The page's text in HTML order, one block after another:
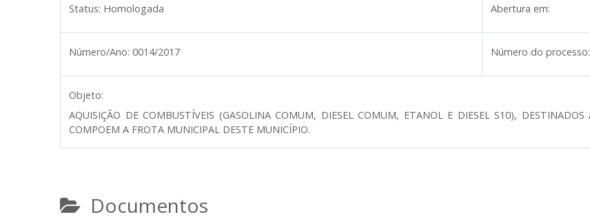
Status: Homologada Abertura em:
Número/Ano: 0014/2017 Número do processo:
Objeto:
AQUISIÇÃO DE COMBUSTÍVEIS (GASOLINA COMUM, DIESEL COMUM, ETANOL E DIESEL S10),
COMPOEM A FROTA MUNICIPAL DESTE MUNICÍPIO.
Documentos